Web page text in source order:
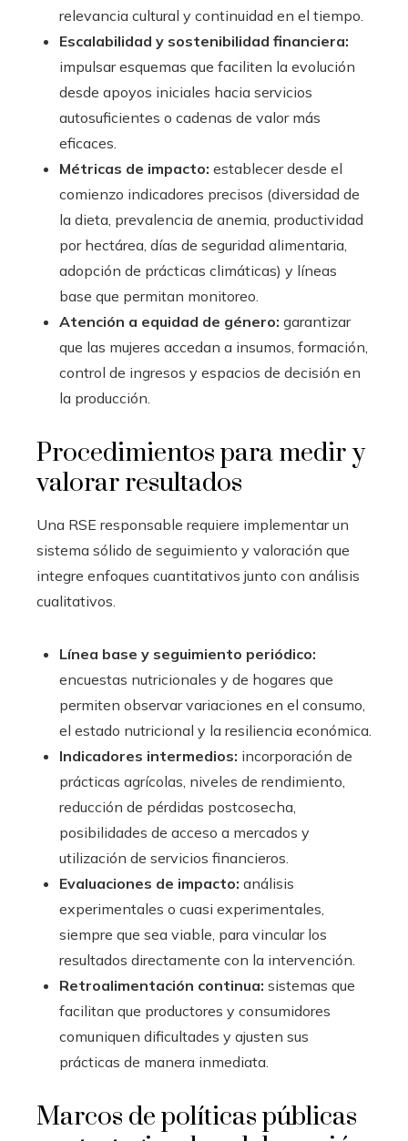
relevancia cultural y continuidad en el tiempo.
Escalabilidad y sostenibilidad financiera:
impulsar esquemas que faciliten la evolución
desde apoyos iniciales hacia servicios
autosuficientes o cadenas de valor más
eficaces.
Métricas de impacto: establecer desde el
comienzo indicadores precisos (diversidad de
la dieta, prevalencia de anemia, productividad
por hectárea, días de seguridad alimentaria,
adopción de prácticas climáticas) y líneas
base que permitan monitoreo.
Atención a equidad de género: garantizar
que las mujeres accedan a insumos, formación,
control de ingresos y espacios de decisión en
la producción.
Procedimientos para medir y
valorar resultados
Una RSE responsable requiere implementar un
sistema sólido de seguimiento y valoración que
integre enfoques cuantitativos junto con análisis
cualitativos.
Línea base y seguimiento periódico:
encuestas nutricionales y de hogares que
permiten observar variaciones en el consumo,
el estado nutricional y la resiliencia económica.
Indicadores intermedios: incorporación de
prácticas agrícolas, niveles de rendimiento,
reducción de pérdidas postcosecha,
posibilidades de acceso a mercados y
utilización de servicios financieros.
Evaluaciones de impacto: análisis
experimentales o cuasi experimentales,
siempre que sea viable, para vincular los
resultados directamente con la intervención.
Retroalimentación continua: sistemas que
facilitan que productores y consumidores
comuniquen dificultades y ajusten sus
prácticas de manera inmediata.
Marcos de políticas públicas